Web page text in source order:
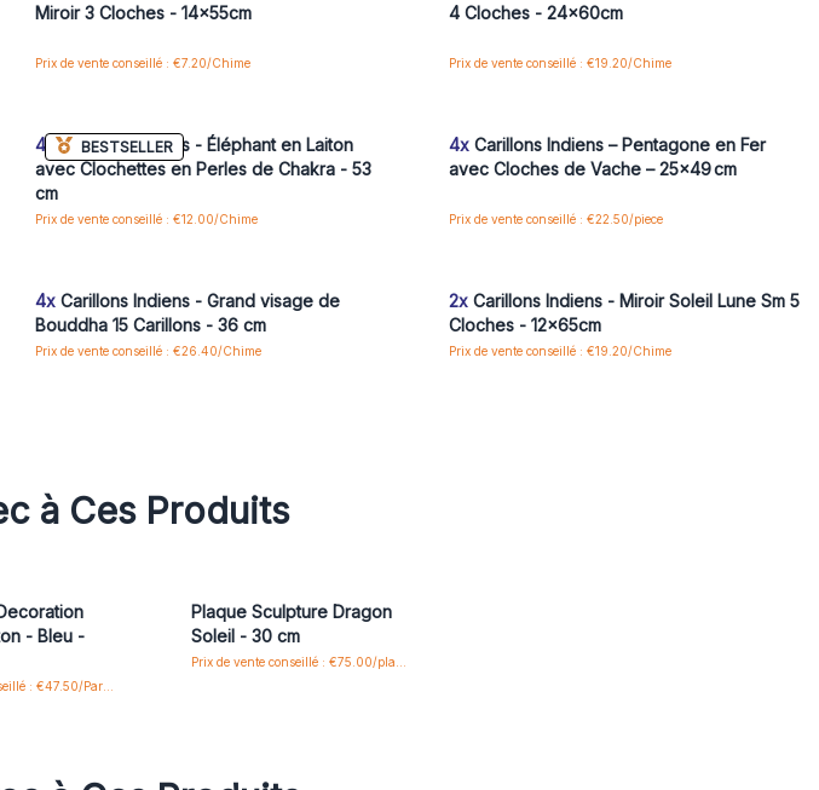
Miroir 3 Cloches - 14x55cm
Prix de vente conseillé : €7.20/Chime
4 Cloches - 24x60cm
Prix de vente conseillé : €19.20/Chime
BESTSELLER
4x Carillons Indiens - Éléphant en Laiton
avec Clochettes en Perles de Chakra - 53
cm
Prix de vente conseillé : €12.00/Chime
4x Carillons Indiens – Pentagone en Fer
avec Cloches de Vache – 25x49 cm
Prix de vente conseillé : €22.50/piece
4x Carillons Indiens - Grand visage de
Bouddha 15 Carillons - 36 cm
Prix de vente conseillé : €26.40/Chime
2x Carillons Indiens - Miroir Soleil Lune Sm 5
Cloches - 12x65cm
Prix de vente conseillé : €19.20/Chime
à Ces Produits
- Bleu -
Prix de vente conseillé : €47.50/Parasol
Plaque Sculpture Dragon
Soleil ​​- 30 cm